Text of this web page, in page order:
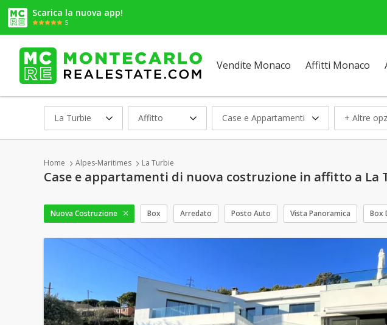
Scarica la nuova app!
5
Vendite Monaco Affitti Monaco
La Turbie Affitto Case e Appartamenti + Altre
Home Alpes-Maritimes La Turbie
Case e appartamenti di nuova costruzione in affitto a La
Nuova Costruzione Box Arredato Posto Auto Vista Panoramica Box